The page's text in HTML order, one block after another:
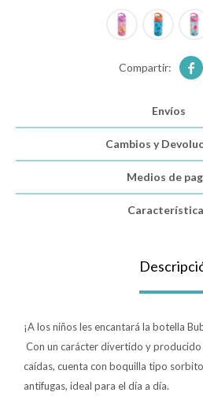

Envíos
Cambios y
Medios de
¡A los niños les encantará la botella
Con un carácter divertido y
caídas, cuenta con boquilla tipo
antifugas, ideal para el día a día.
Bolsos y mochilas maternales